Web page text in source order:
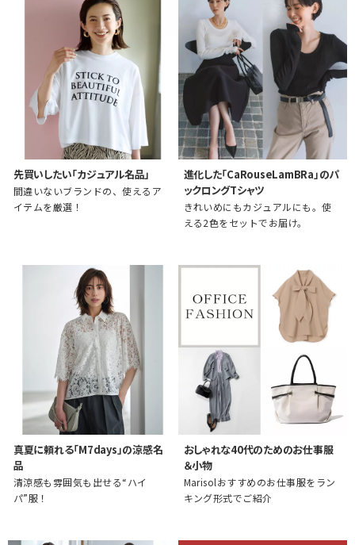
先買いしたい「カジュアル名品」
間違いないブランドの、使えるア
イテムを厳選！
進化した「CaRouseLamBRa」のパ
ックロングTシャツ
きれいめにもカジュアルにも。使
える2色をセットでお届け。
真夏に頼れる「M7days」の涼感名
品
清涼感も雰囲気も出せる“ハイ
パ”服！
おしゃれな40代のためのお仕事服
＆小物
Marisolおすすめのお仕事服をラン
キング形式でご紹介